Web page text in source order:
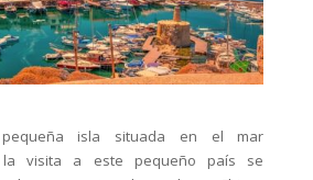
isla situada en el mar
la visita a este pequeño país se